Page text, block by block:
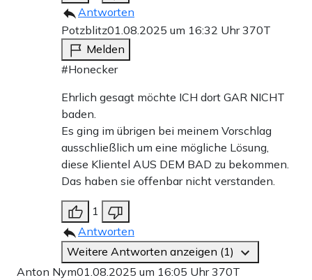
Antworten
Potzblitz01.08.2025 um 16:32 Uhr370T
Melden
#Honecker
Ehrlich gesagt möchte ICH dort GAR NICHT
baden.
Es ging im übrigen bei meinem Vorschlag
ausschließlich um eine mögliche Lösung,
diese Klientel AUS DEM BAD zu bekommen.
Das haben sie offenbar nicht verstanden.
1
Antworten
Weitere Antworten anzeigen (1)
Anton Nym01.08.2025 um 16:05 Uhr370T